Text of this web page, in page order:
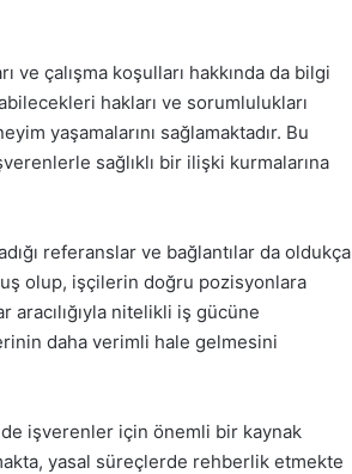
ve çalışma koşulları hakkında da bilgi
hakları ve sorumlulukları
yaşamalarını sağlamaktadır. Bu
sağlıklı bir ilişki kurmalarına
referanslar ve bağlantılar da oldukça
olup, işçilerin doğru pozisyonlara
aracılığıyla nitelikli iş gücüne
daha verimli hale gelmesini
işverenler için önemli bir kaynak
yasal süreçlerde rehberlik etmekte